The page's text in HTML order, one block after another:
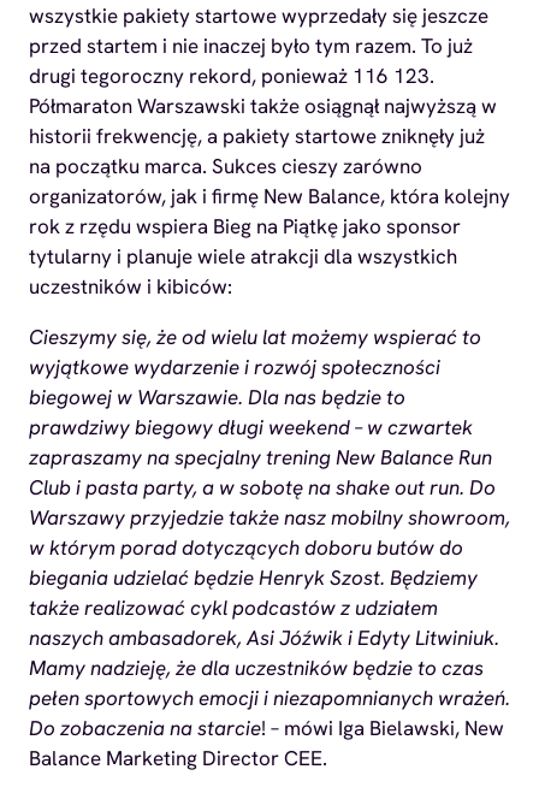
wszystkie pakiety startowe wyprzedały się jeszcze
przed startem i nie inaczej było tym razem. To już
drugi tegoroczny rekord, ponieważ 116 123.
Półmaraton Warszawski także osiągnął najwyższą w
historii frekwencję, a pakiety startowe zniknęły już
na początku marca. Sukces cieszy zarówno
organizatorów, jak i firmę New Balance, która kolejny
rok z rzędu wspiera Bieg na Piątkę jako sponsor
tytularny i planuje wiele atrakcji dla wszystkich
uczestników i kibiców:
Cieszymy się, że od wielu lat możemy wspierać to
wyjątkowe wydarzenie i rozwój społeczności
biegowej w Warszawie. Dla nas będzie to
prawdziwy biegowy długi weekend – w czwartek
zapraszamy na specjalny trening New Balance Run
Club i pasta party, a w sobotę na shake out run. Do
Warszawy przyjedzie także nasz mobilny showroom,
w którym porad dotyczących doboru butów do
biegania udzielać będzie Henryk Szost. Będziemy
także realizować cykl podcastów z udziałem
naszych ambasadorek, Asi Jóźwik i Edyty Litwiniuk.
Mamy nadzieję, że dla uczestników będzie to czas
pełen sportowych emocji i niezapomnianych wrażeń.
Do zobaczenia na starcie! – mówi Iga Bielawski, New
Balance Marketing Director CEE.